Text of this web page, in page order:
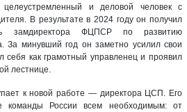
и деловой человек с
В результате в 2024 году он получил
замдиректора ФЦПСР по развитию
За минувший год он заметно усилил свои
себя как грамотный управленец и проявил
лестнице.
к новой работе — директора ЦСП. Его
команды России всем необходимым: от